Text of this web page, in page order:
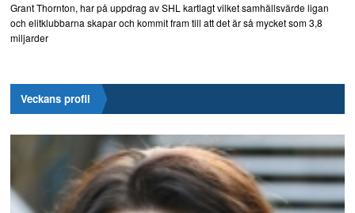
Grant Thornton, har på uppdrag av SHL kartlagt vilket samhällsvärde ligan
och elitklubbarna skapar och kommit fram till att det är så mycket som 3,8
miljarder
Veckans profil